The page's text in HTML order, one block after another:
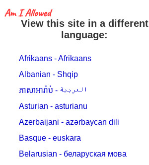
View this site in a different
language:
Afrikaans - Afrikaans
Albanian - Shqip
ភាសាអារ៉ាប់ - العربية
Asturian - asturianu
Azerbaijani - azərbaycan dili
Basque - euskara
Belarusian - беларуская мова